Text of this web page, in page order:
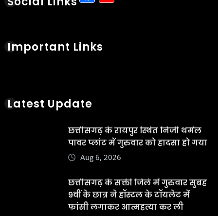
Important Links
Latest Update
छत्तीसगढ़ के रायपुर स्थित निजी थर्मल
पावर प्लांट में गुरुवार को हादसा हो गया
Aug 6, 2026
छत्तीसगढ़ के सक्ती जिले में गुरुवार सुबह
9वीं के छात्र ने हॉस्टल के टॉयलेट में
फांसी लगाकर आत्महत्या कर ली